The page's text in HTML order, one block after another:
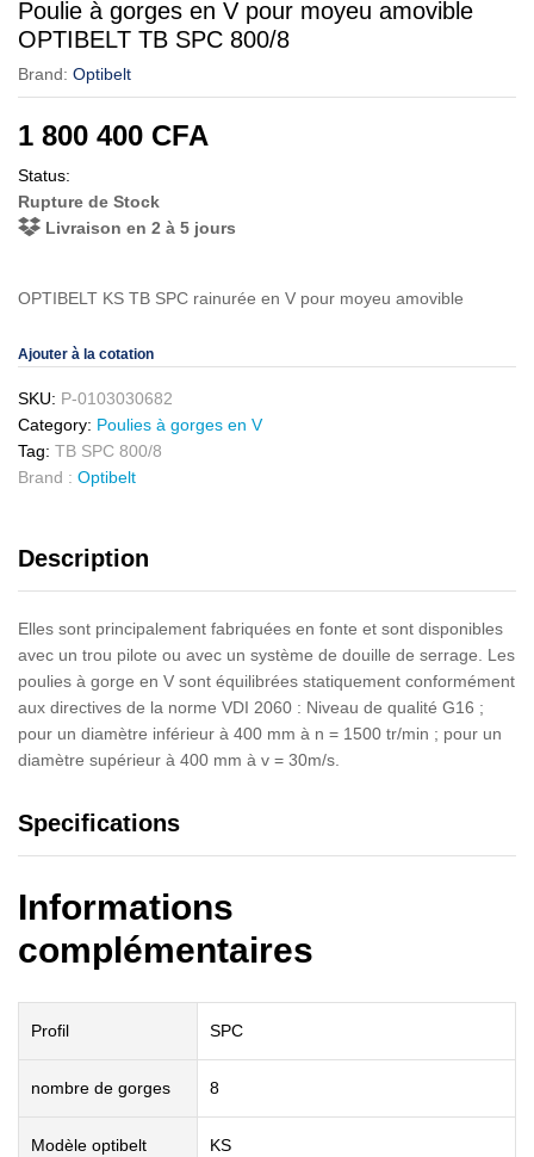
Poulie à gorges en V pour moyeu amovible
OPTIBELT TB SPC 800/8
Brand: Optibelt
1 800 400 CFA
Status:
Rupture de Stock
Livraison en 2 à 5 jours
OPTIBELT KS TB SPC rainurée en V pour moyeu amovible
Ajouter à la cotation
SKU: P-0103030682
Category: Poulies à gorges en V
Tag: TB SPC 800/8
Brand : Optibelt
Description
Elles sont principalement fabriquées en fonte et sont disponibles
avec un trou pilote ou avec un système de douille de serrage. Les
poulies à gorge en V sont équilibrées statiquement conformément
aux directives de la norme VDI 2060 : Niveau de qualité G16 ;
pour un diamètre inférieur à 400 mm à n = 1500 tr/min ; pour un
diamètre supérieur à 400 mm à v = 30m/s.
Specifications
Informations
complémentaires
Profil SPC
nombre de gorges 8
Modèle optibelt KS